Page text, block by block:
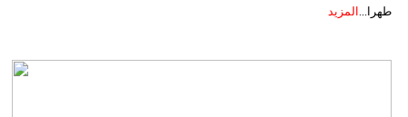
طهرا... المزيد